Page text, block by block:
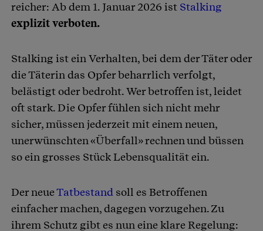
reicher: Ab dem 1. Januar 2026 ist Stalking
explizit verboten.
Stalking ist ein Verhalten, bei dem der Täter oder
die Täterin das Opfer beharrlich verfolgt,
belästigt oder bedroht. Wer betroffen ist, leidet
oft stark. Die Opfer fühlen sich nicht mehr
sicher, müssen jederzeit mit einem neuen,
unerwünschten «Überfall» rechnen und büssen
so ein grosses Stück Lebensqualität ein.
Der neueTatbestand soll es Betroffenen
einfacher machen, dagegen vorzugehen. Zu
ihrem Schutz gibt es nun eine klare Regelung: